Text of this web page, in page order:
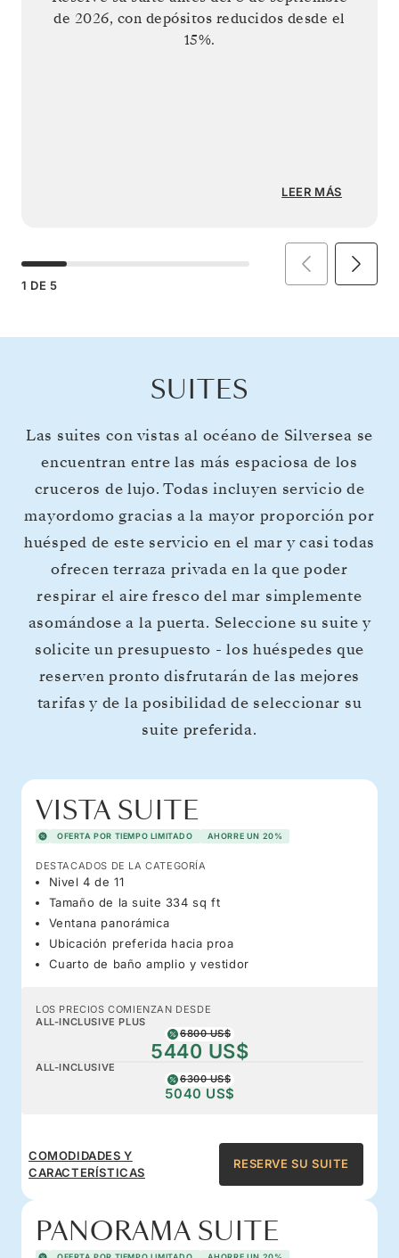
de 2026, con depósitos reducidos desde el
15%.
LEER MÁS
1 DE 5
SUITES
Las suites con vistas al océano de Silversea se
encuentran entre las más espaciosa de los
cruceros de lujo. Todas incluyen servicio de
mayordomo gracias a la mayor proporción por
huésped de este servicio en el mar y casi todas
ofrecen terraza privada en la que poder
respirar el aire fresco del mar simplemente
asomándose a la puerta. Seleccione su suite y
solicite un presupuesto - los huéspedes que
reserven pronto disfrutarán de las mejores
tarifas y de la posibilidad de seleccionar su
suite preferida.
VISTA SUITE
OFERTA POR TIEMPO LIMITADO AHORRE UN 20%
DESTACADOS DE LA CATEGORÍA
Nivel 4 de 11
Tamaño de la suite 334 sq ft
Ventana panorámica
Ubicación preferida hacia proa
Cuarto de baño amplio y vestidor
LOS PRECIOS COMIENZAN DESDE
ALL-INCLUSIVE PLUS
6800 US$
5440 US$
ALL-INCLUSIVE
6300 US$
5040 US$
COMODIDADES Y
CARACTERÍSTICAS
RESERVE SU SUITE
PANORAMA SUITE